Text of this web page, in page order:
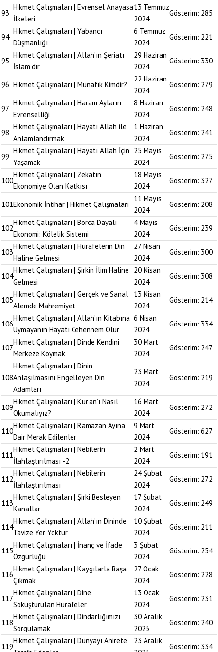
93
Hikmet Çalışmaları | Evrensel Anayasa
İlkeleri
13 Temmuz
2024
Gösterim: 285
94
Hikmet Çalışmaları | Yabancı
Düşmanlığı
6 Temmuz
2024
Gösterim: 221
95
Hikmet Çalışmaları | Allah’ın Şeriatı
İslam’dır
29 Haziran
2024
Gösterim: 330
96 Hikmet Çalışmaları | Münafık Kimdir?
22 Haziran
2024
Gösterim: 279
97
Hikmet Çalışmaları | Haram Ayların
Evrenselliği
8 Haziran
2024
Gösterim: 248
98
Hikmet Çalışmaları | Hayatı Allah ile
Anlamlandırmak
1 Haziran
2024
Gösterim: 241
99
Hikmet Çalışmaları | Hayatı Allah İçin
Yaşamak
25 Mayıs
2024
Gösterim: 275
100
Hikmet Çalışmaları | Zekatın
Ekonomiye Olan Katkısı
18 Mayıs
2024
Gösterim: 327
101Ekonomik İntihar | Hikmet Çalışmaları
11 Mayıs
2024
Gösterim: 208
102
Hikmet Çalışmaları | Borca Dayalı
Ekonomi: Kölelik Sistemi
4 Mayıs
2024
Gösterim: 239
103
Hikmet Çalışmaları | Hurafelerin Din
Haline Gelmesi
27 Nisan
2024
Gösterim: 300
104
Hikmet Çalışmaları | Şirkin İlim Haline
Gelmesi
20 Nisan
2024
Gösterim: 308
105
Hikmet Çalışmaları | Gerçek ve Sanal
Alemde Mahremiyet
13 Nisan
2024
Gösterim: 214
106
Hikmet Çalışmaları | Allah’ın Kitabına
Uymayanın Hayatı Cehennem Olur
6 Nisan
2024
Gösterim: 334
107
Hikmet Çalışmaları | Dinde Kendini
Merkeze Koymak
30 Mart
2024
Gösterim: 247
108
Hikmet Çalışmaları | Dinin
Anlaşılmasını Engelleyen Din
Adamları
23 Mart
2024
Gösterim: 219
109
Hikmet Çalışmaları | Kur’an’ı Nasıl
Okumalıyız?
16 Mart
2024
Gösterim: 272
110
Hikmet Çalışmaları | Ramazan Ayına
Dair Merak Edilenler
9 Mart
2024
Gösterim: 627
111
Hikmet Çalışmaları | Nebilerin
İlahlaştırılması -2
2 Mart
2024
Gösterim: 191
112
Hikmet Çalışmaları | Nebilerin
İlahlaştırılması
24 Şubat
2024
Gösterim: 272
113
Hikmet Çalışmaları | Şirki Besleyen
Kanallar
17 Şubat
2024
Gösterim: 249
114
Hikmet Çalışmaları | Allah’ın Dininde
Tavize Yer Yoktur
10 Şubat
2024
Gösterim: 211
115
Hikmet Çalışmaları | İnanç ve İfade
Özgürlüğü
3 Şubat
2024
Gösterim: 254
116
Hikmet Çalışmaları | Kaygılarla Başa
Çıkmak
27 Ocak
2024
Gösterim: 228
117
Hikmet Çalışmaları | Dine
Sokuşturulan Hurafeler
13 Ocak
2024
Gösterim: 231
118
Hikmet Çalışmaları | Dindarlığımızı
Sorgulamak
30 Aralık
2023
Gösterim: 240
119
Hikmet Çalışmaları | Dünyayı Ahirete
23 Aralık
Gösterim: 334